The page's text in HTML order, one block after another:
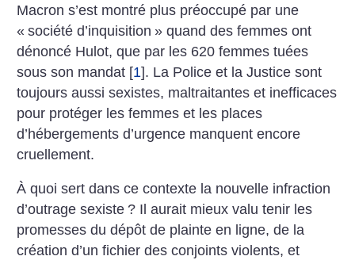
Macron s’est montré plus préoccupé par une
« société d’inquisition » quand des femmes ont
dénoncé Hulot, que par les 620 femmes tuées
sous son mandat [1]. La Police et la Justice sont
toujours aussi sexistes, maltraitantes et inefficaces
pour protéger les femmes et les places
d’hébergements d’urgence manquent encore
cruellement.
À quoi sert dans ce contexte la nouvelle infraction
d’outrage sexiste ? Il aurait mieux valu tenir les
promesses du dépôt de plainte en ligne, de la
création d’un fichier des conjoints violents, et